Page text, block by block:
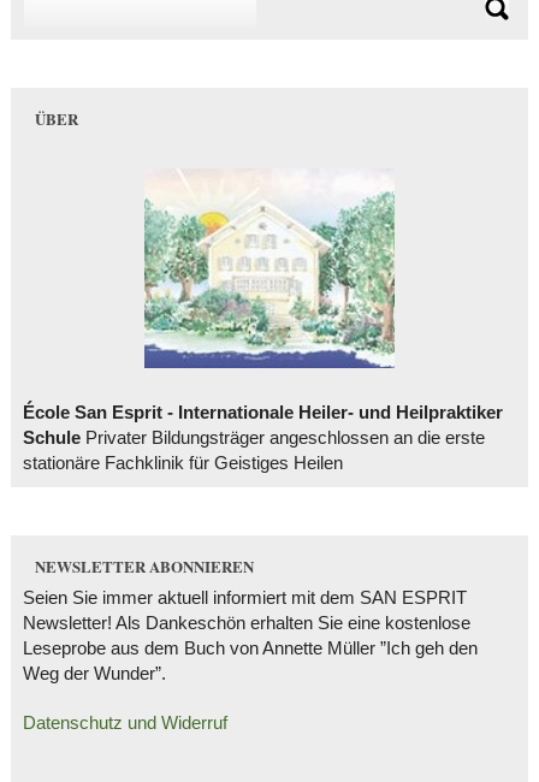
ÜBER
École San Esprit - Internationale Heiler- und Heilpraktiker
SchulePrivater Bildungsträger angeschlossen an die erste
stationäre Fachklinik für Geistiges Heilen
NEWSLETTER ABONNIEREN
Seien Sie immer aktuell informiert mit dem SAN ESPRIT
Newsletter! Als Dankeschön erhalten Sie eine kostenlose
Leseprobe aus dem Buch von Annette Müller ”Ich geh den
Weg der Wunder”.
Datenschutz und Widerruf